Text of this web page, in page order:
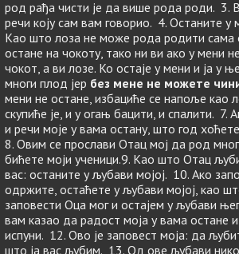
род рађа чисти је да више рода роди. 3.
речи коју сам вам говорио. 4. Останите у
Као што лоза не може рода родити сама
остане на чокоту, тако ни ви ако у мени
чокот, а ви лозе. Ко остаје у мени и ја у
многи плод јер без мене не можете
мени не остане, избациће се напоље као
скупиће је, и у огањ бацити, и спалити. 7.
и речи моје у вама остану, што год
8. Овим се прослави Отац мој да род
бићете моји ученици.9. Као што Отац
вас: останите у љубави мојој. 10. Ако
одржите, остаћете у љубави мојој, као
заповести Оца мог и остајем у љубави
вам казао да радост моја у вама остане
испуни. 12. Ово је заповест моја: да
што ја вас љубим. 13. Од ове љубави